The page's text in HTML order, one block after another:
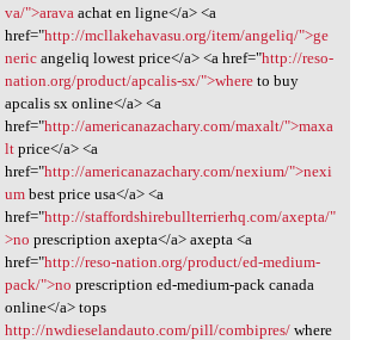
va/">arava achat en ligne</a> <a
href="http://mcllakehavasu.org/item/angeliq/">ge
nericangeliq lowest price</a> <a href="http://reso-
nation.org/product/apcalis-sx/">whereto buy
apcalis sx online</a> <a
href="http://americanazachary.com/maxalt/">maxa
ltprice</a> <a
href="http://americanazachary.com/nexium/">nexi
umbest price usa</a> <a
href="http://staffordshirebullterrierhq.com/axepta/"
>no prescription axepta</a> axepta <a
href="http://reso-nation.org/product/ed-medium-
pack/">no prescription ed-medium-pack canada
online</a> tops
http://nwdieselandauto.com/pill/combipres/where